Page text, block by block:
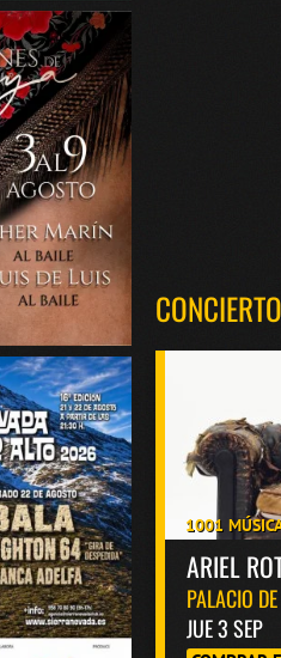
1001
ARIEL
PALACIO
JUE 3 SEP